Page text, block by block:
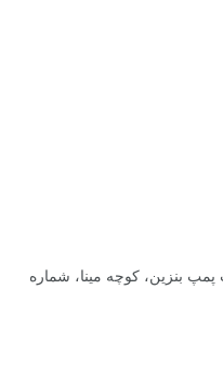
پمپ بنزین، کوچه مینا، شماره